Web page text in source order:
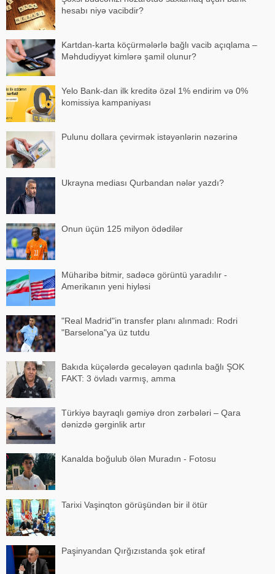
hesabı niyə vacibdir?
Kartdan-karta köçürmələrlə bağlı vacib açıqlama –
Məhdudiyyət kimlərə şamil olunur?
Yelo Bank-dan ilk kreditə özəl 1% endirim və 0%
komissiya kampaniyası
Pulunu dollara çevirmək istəyənlərin nəzərinə
Ukrayna mediası Qurbandan nələr yazdı?
Onun üçün 125 milyon ödədilər
Müharibə bitmir, sadəcə görüntü yaradılır -
Amerikanın yeni hiyləsi
"Real Madrid"in transfer planı alınmadı: Rodri
"Barselona"ya üz tutdu
Bakıda küçələrdə gecələyən qadınla bağlı ŞOK
FAKT: 3 övladı varmış, amma
Türkiyə bayraqlı gəmiyə dron zərbələri – Qara
dənizdə gərginlik artır
Kanalda boğulub ölən Muradın - Fotosu
Tarixi Vaşinqton görüşündən bir il ötür
Paşinyandan Qırğızıstanda şok etiraf